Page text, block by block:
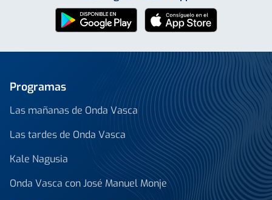
Programas
Las mañanas de Onda Vasca
Las tardes de Onda Vasca
Kale Nagusia
Onda Vasca con José Manuel Monje